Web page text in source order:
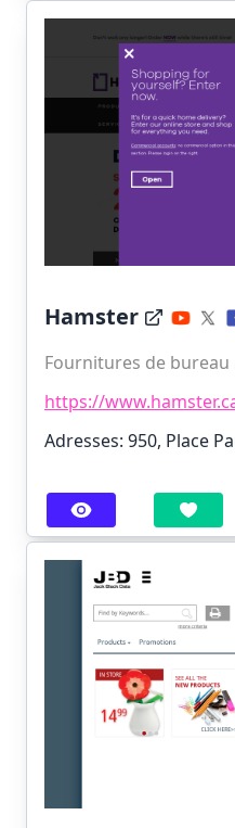
Hamster
Fournitures de bureau
https://
Adresses: 950, Place